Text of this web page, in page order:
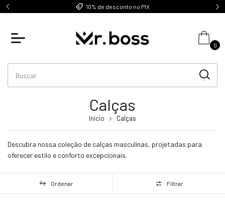
10% de desconto no PIX
0
Calças
Início Calças
Descubra nossa coleção de calças masculinas, projetadas para
oferecer estilo e conforto excepcionais.
Ordenar Filtrar